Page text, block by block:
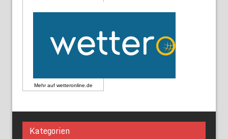
Mehr auf wetteronline.de
Kategorien